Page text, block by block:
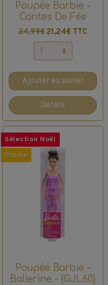
Poupée Barbie -
Contes De Fée
24,99€ 21,24€ TTC
Ajouter au panier
Détails
Sélection Noël
Promo
Poupée Barbie -
Ballerine - (GJL60)